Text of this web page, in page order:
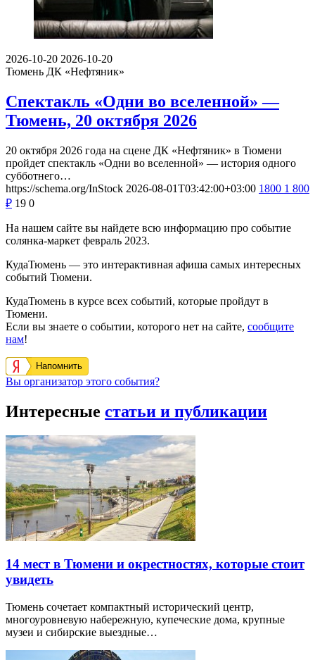
2026-10-20 2026-10-20
Тюмень ДК «Нефтяник»
Спектакль «Одни во вселенной» —
Тюмень, 20 октября 2026
20 октября 2026 года на сцене ДК «Нефтяник» в Тюмени
пройдет спектакль «Одни во вселенной» — история одного
субботнего…
https://schema.org/InStock 2026-08-01T03:42:00+03:00 1800 1 800
₽ 19 0
На нашем сайте вы найдете всю информацию про событие
солянка-маркет февраль 2023.
КудаТюмень — это интерактивная афиша самых интересных
событий Тюмени.
КудаТюмень в курсе всех событий, которые пройдут в
Тюмени.
Если вы знаете о событии, которого нет на сайте, сообщите
нам!
Напомнить
Вы организатор этого события?
Интересные статьи и публикации
14 мест в Тюмени и окрестностях, которые стоит
увидеть
Тюмень сочетает компактный исторический центр,
многоуровневую набережную, купеческие дома, крупные
музеи и сибирские выездные…